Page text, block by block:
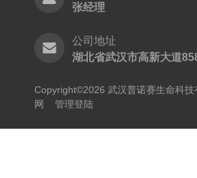
张经理
公司地址
湖北省武汉市高新大道
Copyright©2026 武汉普诺赛生命科
网
管理登陆